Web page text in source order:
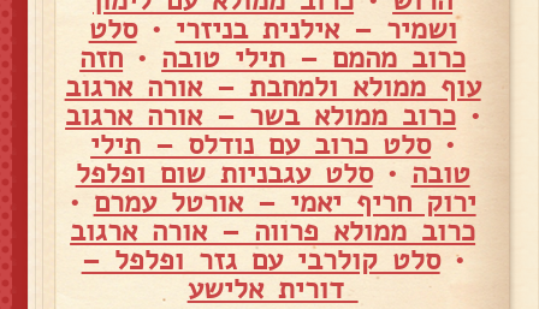
ושמיר – אילנית בניזרי •סלט
כרוב מהמם – תילי טובה • חזה
עוף ממולא ולמחבת – אורה ארגוב
• כרוב ממולא בשר – אורה ארגוב
•סלט כרוב עם נודלס – תילי
טובה •סלט עגבניות שום ופלפל
ירוק חריף יאמי – אורטל עמרם •
כרוב ממולא פרווה – אורה ארגוב
•סלט קולרבי עם גזר ופלפל –
דורית אלישע